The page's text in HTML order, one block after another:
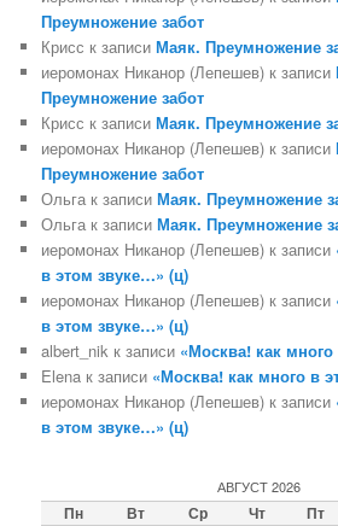
Преумножение забот
Крисс к записиМаяк. Преумножение
иеромонах Никанор (Лепешев) к записи
Преумножение забот
Крисс к записиМаяк. Преумножение
иеромонах Никанор (Лепешев) к записи
Преумножение забот
Ольга к записиМаяк. Преумножение
Ольга к записиМаяк. Преумножение
иеромонах Никанор (Лепешев) к записи
в этом звуке…» (ц)
иеромонах Никанор (Лепешев) к записи
в этом звуке…» (ц)
albert_nik к записи «Москва! как
Elena к записи «Москва! как много в
иеромонах Никанор (Лепешев) к записи
в этом звуке…» (ц)
АВГУСТ 2026
Пн Вт Ср Чт Пт